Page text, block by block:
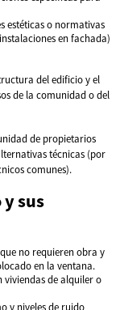
estéticas o normativas
en fachada)
del edificio y el
de la comunidad o del
de propietarios
técnicas (por
comunes).
sus
no requieren obra y
en la ventana.
viviendas de alquiler o
y niveles de ruido